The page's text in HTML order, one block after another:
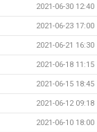
2021-06-30 12:40
2021-06-23 17:00
2021-06-21 16:30
2021-06-18 11:15
2021-06-15 18:45
2021-06-12 09:18
2021-06-10 18:00